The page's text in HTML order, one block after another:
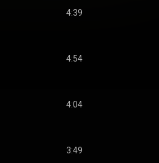
4:39
4:54
4:04
3:49